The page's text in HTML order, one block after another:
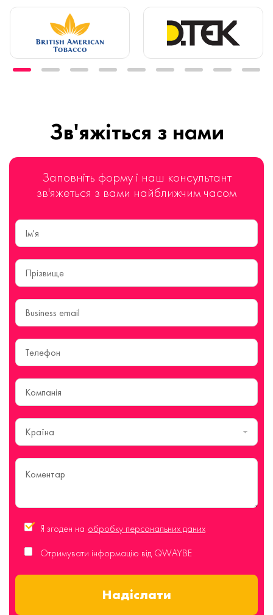
Зв'яжіться з нами
Заповніть форму і наш консультант
зв'яжеться з вами найближчим часом
Країна
Я згоден на обробку персональних даних
Отримувати інформацію від QWAYBE
Надіслати